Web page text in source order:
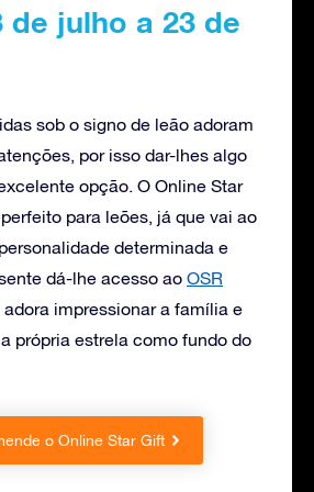
de julho a 23 de
sob o signo de leão adoram
por isso dar-lhes algo
opção. O Online Star
para leões, já que vai ao
determinada e
dá-lhe acesso ao OSR
adora impressionar a família e
própria estrela como fundo do
o Online Star Gift